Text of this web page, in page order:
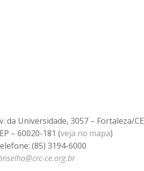
da Universidade, 3057 – Fortaleza/CE
– 60020-181 (veja no mapa)
(85) 3194-6000
ce.org.br